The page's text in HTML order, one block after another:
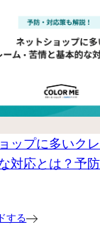
ップに多いク
対応とは？予
する